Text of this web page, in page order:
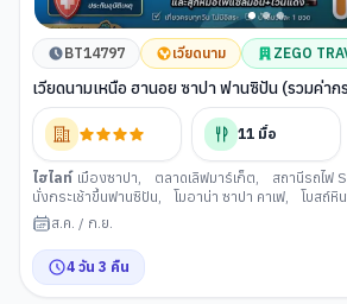
BT14797 เวียดนาม ZEGO
เวียดนามเหนือ ฮานอย ซาปา ฟานซิปัน (รวมค่า
แล้ว)
11 มื้อ
ไฮไลท์ เมืองซาปา, ตลาดเลิฟมาร์เก็ต, สถานีรถไฟ
นั่งกระเช้าขึ้นฟานซิปัน, โมอาน่า ซาปา คาเฟ, โบสถ์หิ
ก้าแกรนด์เวิลด์ฮานอย
คาเฟ่ริมทางรถไฟฮานอย
ส.ค. / ก.ย.
4 วัน 3 คืน